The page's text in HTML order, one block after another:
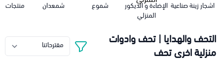
اشجار زينة صناعية الإضاءة و الديكور
المنزلي
شموع شمعدان منتجات
التحف والهدايا | تحف وادوات
منزلية اخرى تحف